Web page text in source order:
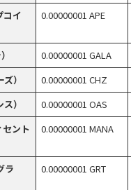
コイ
0.00000001 APE
0.00000001 GALA
）
0.00000001 CHZ
）
0.00000001 OAS
ント
0.00000001 MANA
ラ
0.00000001 GRT